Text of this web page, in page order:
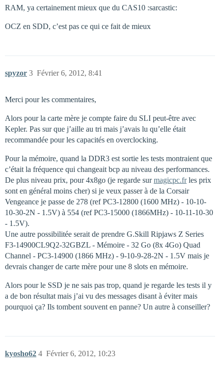
RAM, ya certainement mieux que du CAS10 :sarcastic:
OCZ en SDD, c’est pas ce qui ce fait de mieux
spyzor Février 6, 2012, 8:41
3
Merci pour les commentaires,
Alors pour la carte mère je compte faire du SLI peut-être avec
Kepler. Pas sur que j’aille au tri mais j’avais lu qu’elle était
recommandée pour les capacités en overclocking.
Pour la mémoire, quand la DDR3 est sortie les tests montraient que
c’était la fréquence qui changeait bcp au niveau des performances.
De plus niveau prix, pour 4x8go (je regarde surmagicpc.frles prix
sont en général moins cher) si je veux passer à de la Corsair
Vengeance je passe de 278 (ref PC3-12800 (1600 MHz) - 10-10-
10-30-2N - 1.5V) à 554 (ref PC3-15000 (1866MHz) - 10-11-10-30
- 1.5V).
Une autre possibilitée serait de prendre G.Skill Ripjaws Z Series
F3-14900CL9Q2-32GBZL - Mémoire - 32 Go (8x 4Go) Quad
Channel - PC3-14900 (1866 MHz) - 9-10-9-28-2N - 1.5V mais je
devrais changer de carte mère pour une 8 slots en mémoire.
Alors pour le SSD je ne sais pas trop, quand je regarde les tests il y
a de bon résultat mais j’ai vu des messages disant à éviter mais
pourquoi ça? Ils tombent souvent en panne? Un autre à conseiller?
kyosho62 Février 6, 2012, 10:23
4